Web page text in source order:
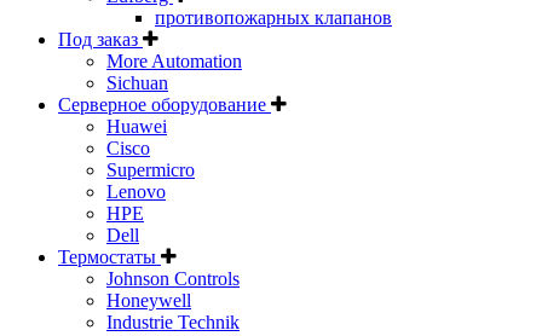
противопожарных клапанов
Под заказ
More Automation
Sichuan
Серверное оборудование
Huawei
Cisco
Supermicro
Lenovo
HPE
Dell
Термостаты
Johnson Controls
Honeywell
Industrie Technik